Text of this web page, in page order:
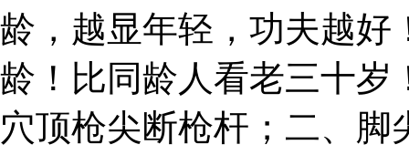
龄，越显年轻，功夫越好
龄！比同龄人看老三十
穴顶枪尖断枪杆；二、